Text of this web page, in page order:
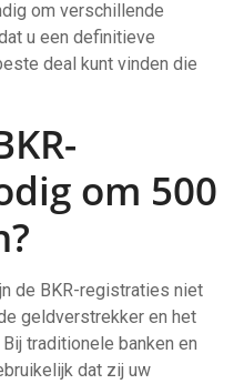
om verschillende
u een definitieve
deal kunt vinden die
om 500
de BKR-registraties niet
geldverstrekker en het
traditionele banken en
dat zij uw